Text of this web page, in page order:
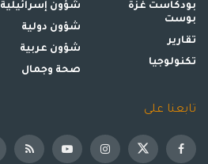
بودكاست غزة
بوست
تقارير
تكنولوجيا
شؤون إسرائيلية
شؤون دولية
شؤون عربية
صحة وجمال
تابعنا على